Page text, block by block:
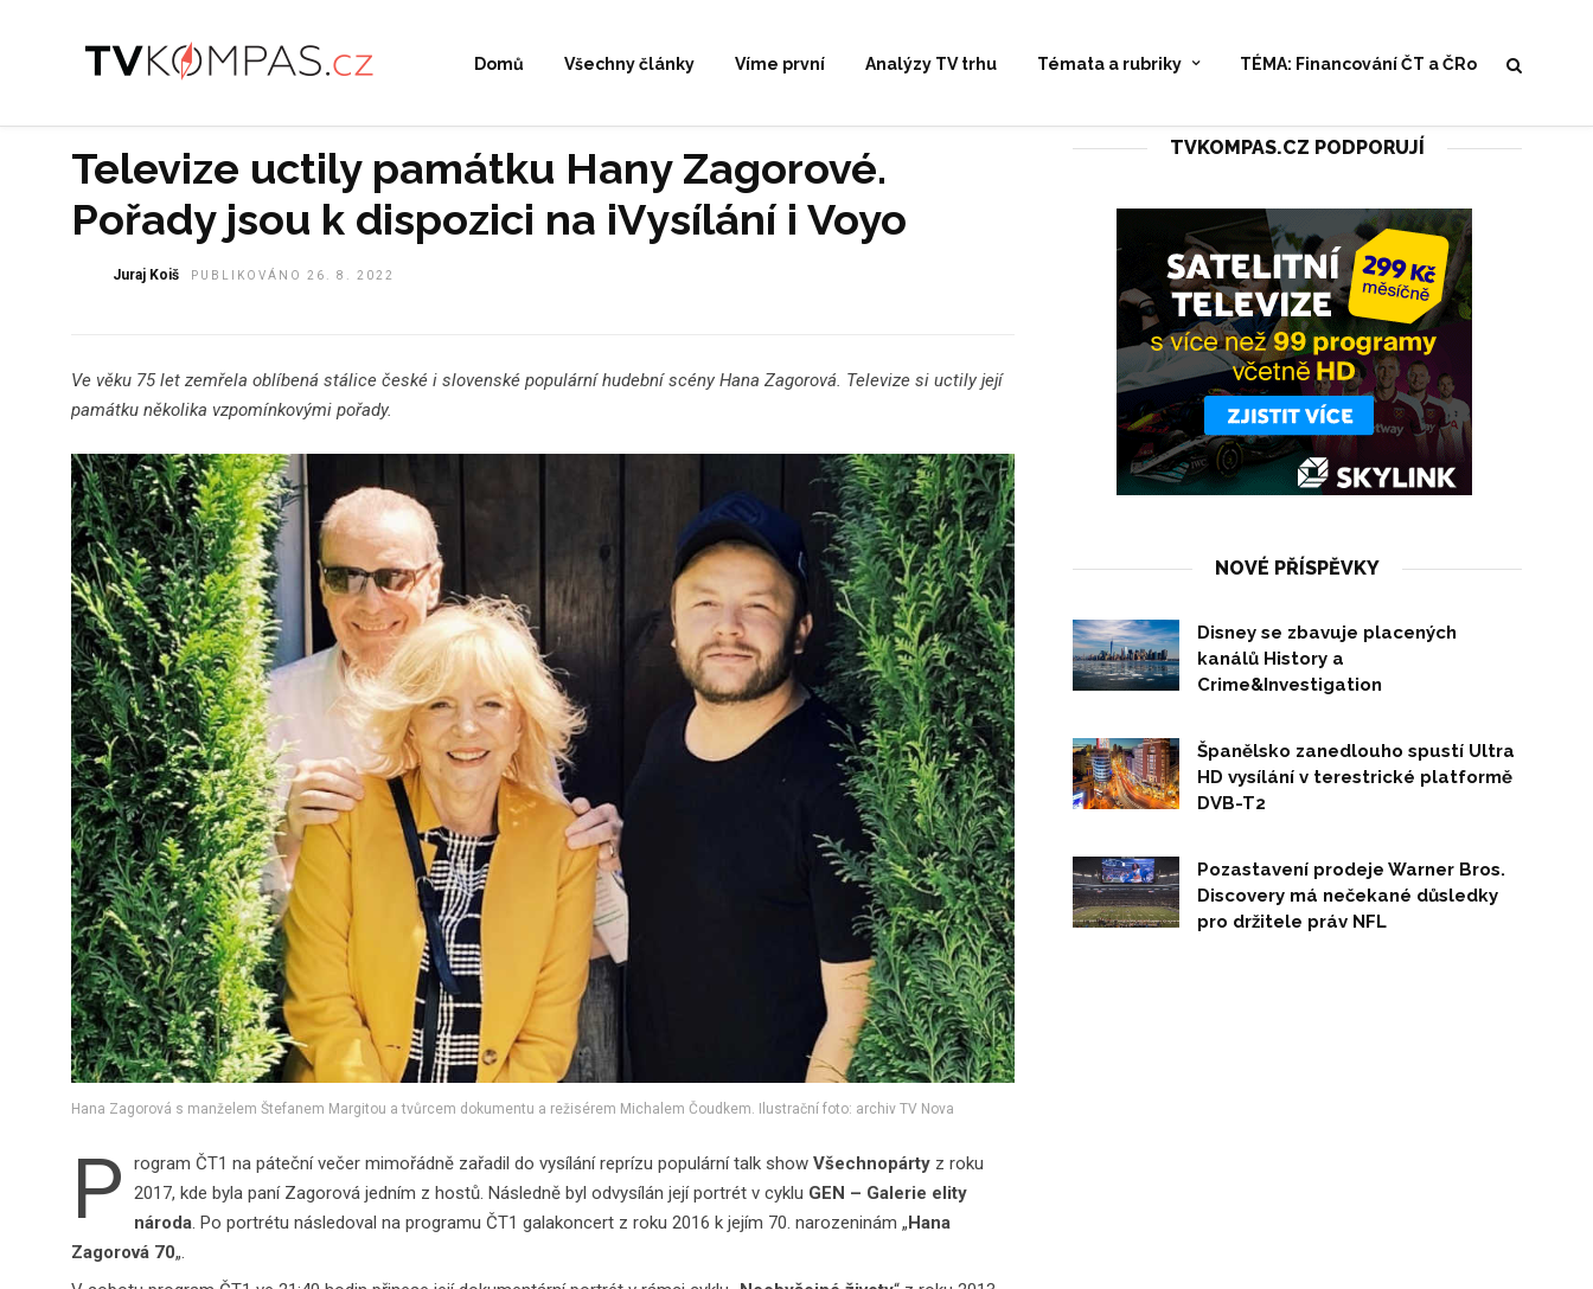
Domů Všechny články Víme první Analýzy TV trhu Témata a rubriky TÉMA: Financování ČT a ČRo
Televize uctily památku Hany Zagorové.
Pořady jsou k dispozici na iVysílání i Voyo
Juraj Koiš PUBLIKOVÁNO 26. 8. 2022
Ve věku 75 let zemřela oblíbená stálice české i slovenské populární hudební scény Hana Zagorová. Televize si uctily její
památku několika vzpomínkovými pořady.
Hana Zagorová s manželem Štefanem Margitou a tvůrcem dokumentu a režisérem Michalem Čoudkem. Ilustrační foto: archiv TV Nova
P rogram ČT1 na páteční večer mimořádně zařadil do vysílání reprízu populární talk show Všechnopárty z roku
2017, kde byla paní Zagorová jedním z hostů. Následně byl odvysílán její portrét v cyklu GEN – Galerie elity
národa. Po portrétu následoval na programu ČT1 galakoncert z roku 2016 k jejím 70. narozeninám „Hana
Zagorová 70„.
TVKOMPAS.CZ PODPORUJÍ
NOVÉ PŘÍSPĚVKY
Disney se zbavuje placených
kanálů History a
Crime&Investigation
Španělsko zanedlouho spustí Ultra
HD vysílání v terestrické platformě
DVB-T2
Pozastavení prodeje Warner Bros.
Discovery má nečekané důsledky
pro držitele práv NFL